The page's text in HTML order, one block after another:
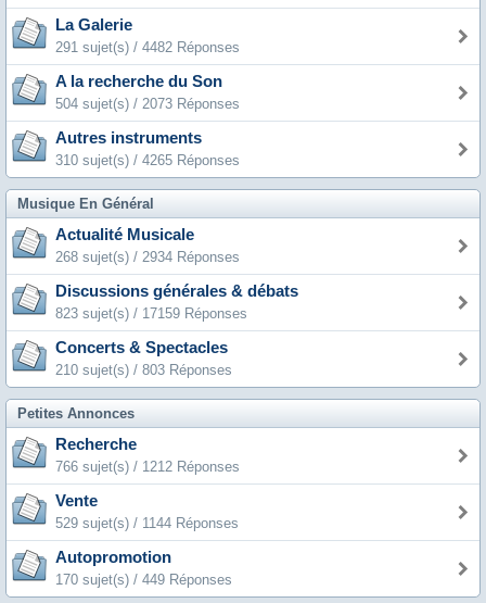
La Galerie
291 sujet(s) / 4482 Réponses
A la recherche du Son
504 sujet(s) / 2073 Réponses
Autres instruments
310 sujet(s) / 4265 Réponses
Musique En Général
Actualité Musicale
268 sujet(s) / 2934 Réponses
Discussions générales & débats
823 sujet(s) / 17159 Réponses
Concerts & Spectacles
210 sujet(s) / 803 Réponses
Petites Annonces
Recherche
766 sujet(s) / 1212 Réponses
Vente
529 sujet(s) / 1144 Réponses
Autopromotion
170 sujet(s) / 449 Réponses